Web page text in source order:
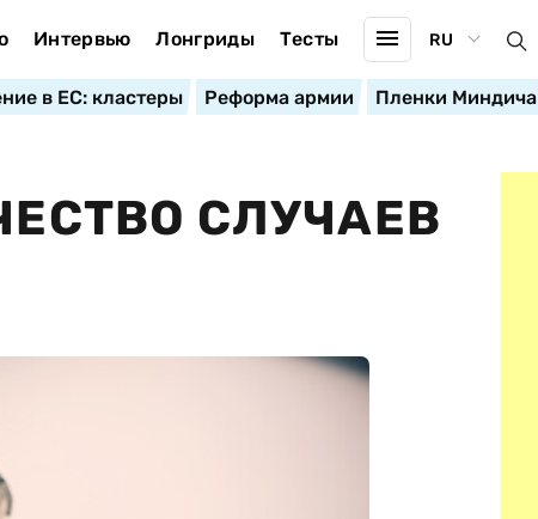
Интервью Лонгриды Тесты RU
в ЕС: кластеры Реформа армии Пленки Миндича
СЛУЧАЕВ